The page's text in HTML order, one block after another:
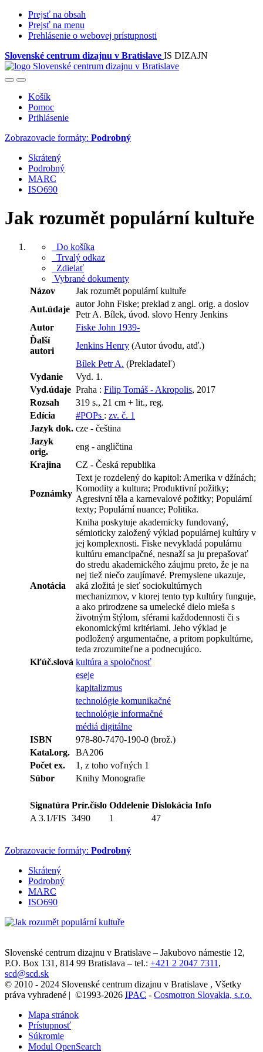
Prejsť na obsah
Prejsť na menu
Prehlásenie o webovej prístupnosti
Slovenské centrum dizajnu v Bratislave IS DIZAJN
Košík
Pomoc
Prihlásenie
Zobrazovacie formáty: Podrobný
Skrátený
Podrobný
MARC
ISO690
Jak rozumět populární kultuře
Do košíka
Trvalý odkaz
Zdielať
Vybrané dokumenty
Názov
Jak rozumět populární kultuře
Aut.údaje
autor John Fiske; preklad z angl. orig. a doslov
Petr A. Bílek, úvod. slovo Henry Jenkins
Autor
Fiske John 1939-
Ďalší
autori
Jenkins Henry (Autor úvodu, atď.)
Bílek Petr A. (Prekladateľ)
Vydanie
Vyd. 1.
Vyd.údaje Praha : Filip Tomáš - Akropolis, 2017
Rozsah
319 s., 21 cm + lit., reg.
Edícia
#POPs : zv. č. 1
Jazyk dok. cze - čeština
Jazyk
orig.
eng - angličtina
Krajina
CZ - Česká republika
Poznámky
Text je rozdelený do kapitol: Amerika v džínách;
Komodity a kultura; Produktivní požitky;
Agresivní těla a karnevalové požitky; Populární
texty; Populární nuance; Politika.
Anotácia
Kniha poskytuje akademicky fundovaný,
sémioticky založený výklad populárnej kultúry v
jej komplexnosti. Fiske nevykladá populárnu
kultúru emancipačné, nesnaží sa ju prepašovať
do stredu akademického záujmu preto, že je na
nej tiež niečo zaujímavé. Premyslene ukazuje,
aká zložitá je sieť sociokultúrnych
mechanizmov, v ktorej tento typ kultúry funguje,
a ako prirodzene sa umelecké dielo mieša s
životným štýlom, sférami každodennosti či s
ekonomickými kritériami. Jeho výklad je
podložený argumentačne, a pritom popkultúrne,
teda zrozumiteľne a podnecujúco.
Kľúč.slová kultúra a spoločnosť
eseje
kapitalizmus
technológie komunikačné
technológie informačné
médiá digitálne
ISBN
978-80-7470-190-0 (brož.)
Katal.org. BA206
Počet ex.
1, z toho voľných 1
Súbor
Knihy Monografie
Signatúra Prír.číslo Oddelenie Dislokácia Info
A 3.1/FIS 3490 1 47
Zobrazovacie formáty: Podrobný
Skrátený
Podrobný
MARC
ISO690
Slovenské centrum dizajnu v Bratislave – Jakubovo námestie 12,
P.O. Box 131, 814 99 Bratislava – tel.: +421 2 2047 7311 ,
scd@scd.sk
© 2010 - 2024 Slovenské centrum dizajnu v Bratislave , Všetky
práva vyhradené | ©1993-2026 IPAC - Cosmotron Slovakia, s.r.o.
Mapa stránok
Prístupnosť
Súkromie
Modul OpenSearch